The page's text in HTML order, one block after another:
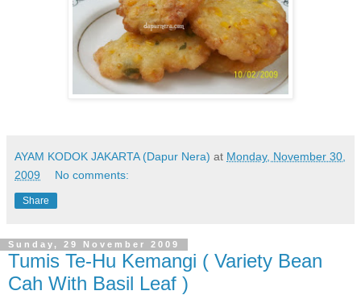
AYAM KODOK JAKARTA (Dapur Nera) at Monday, November 30,
2009
No comments:
Share
Sunday, 29 November 2009
Tumis Te-Hu Kemangi ( Variety Bean
Cah With Basil Leaf )